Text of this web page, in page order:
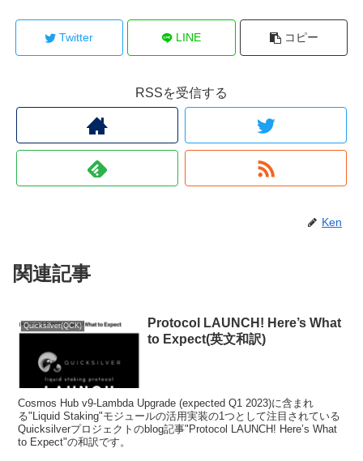
Twitter LINE コピー
RSSを受信する
Ken
関連記事
Quicksilver(QCK)
Protocol LAUNCH! Here’s What
to Expect(英文和訳)
Cosmos Hub v9-Lambda Upgrade (expected Q1 2023)に含まれ
る"Liquid Staking"モジュールの活用実装の1つとして注目されている
Quicksilverプロジェクトのblog記事"Protocol LAUNCH! Here’s What
to Expect"の和訳です。